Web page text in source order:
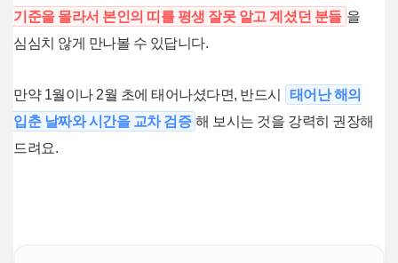
기준을 몰라서 본인의 띠를 평생 잘못 알고 계셨던 분들 을
심심치 않게 만나볼 수 있답니다.
만약 1월이나 2월 초에 태어나셨다면, 반드시
태어난 해의
입춘 날짜와 시간을 교차 검증 해 보시는 것을 강력히 권장해
드려요.